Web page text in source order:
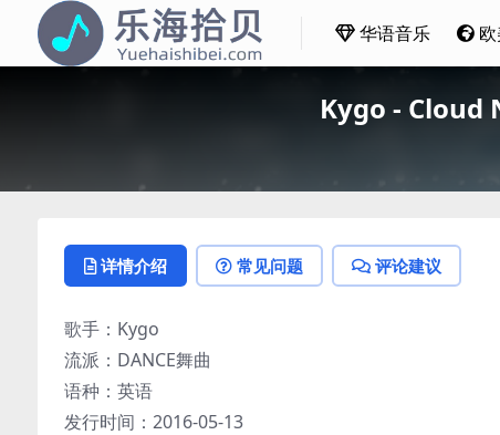
华语音乐
Kygo - Cloud
详情介绍 常见问题 评论建议
歌手：Kygo
流派：DANCE舞曲
语种：英语
发行时间：2016-05-13